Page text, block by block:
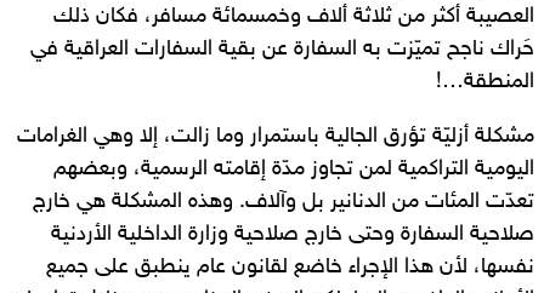
العصيبة أكثر من ثلاثة ألاف وخمسمائة مسافر، فكان ذلك
حَراك ناجح تميّزت به السفارة عن بقية السفارات العراقية في
المنطقة…!
مشكلة أزليّة تؤرق الجالية باستمرار وما زالت، إلا وهي الغرامات
اليومية التراكمية لمن تجاوز مدّة إقامته الرسمية، وبعضهم
تعدّت المئات من الدنانير بل وآلاف. وهذه المشكلة هي خارج
صلاحية السفارة وحتى خارج صلاحية وزارة الداخلية الأردنية
نفسها، لأن هذا الإجراء خاضع لقانون عام ينطبق على جميع